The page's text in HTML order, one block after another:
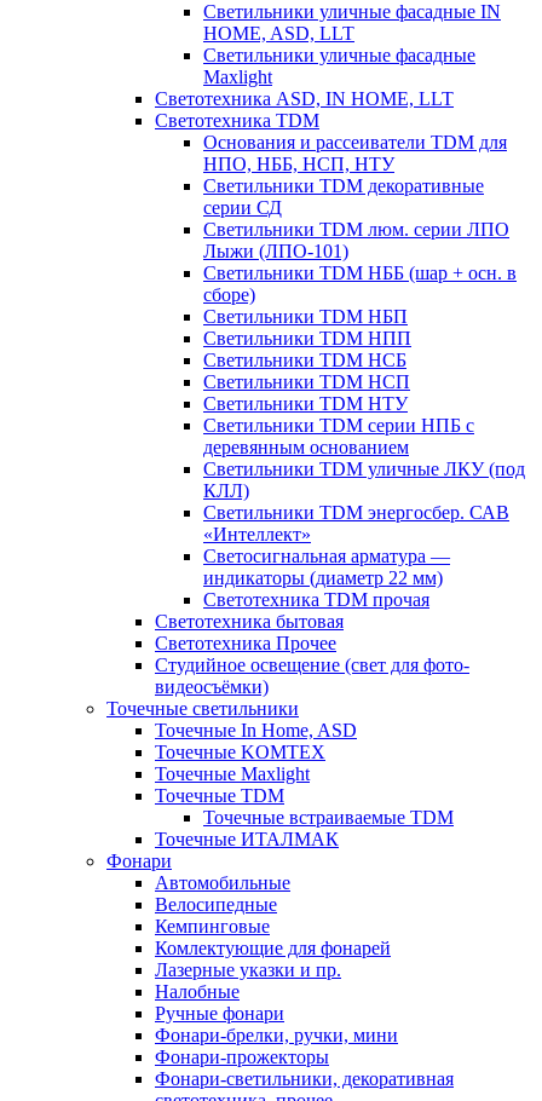
Светильники уличные фасадные IN
HOME, ASD, LLT
Светильники уличные фасадные
Maxlight
Светотехника ASD, IN HOME, LLT
Светотехника TDM
Основания и рассеиватели TDM для
НПО, НББ, НСП, НТУ
Светильники TDM декоративные
серии СД
Светильники TDM люм. серии ЛПО
Лыжи (ЛПО-101)
Светильники TDM НББ (шар + осн. в
сборе)
Светильники TDM НБП
Светильники TDM НПП
Светильники TDM НСБ
Светильники TDM НСП
Светильники TDM НТУ
Светильники TDM серии НПБ с
деревянным основанием
Светильники TDM уличные ЛКУ (под
КЛЛ)
Светильники TDM энергосбер. САВ
«Интеллект»
Светосигнальная арматура —
индикаторы (диаметр 22 мм)
Светотехника TDM прочая
Светотехника бытовая
Светотехника Прочее
Студийное освещение (свет для фото-
видеосъёмки)
Точечные светильники
Точечные In Home, ASD
Точечные KOMTEX
Точечные Maxlight
Точечные TDM
Точечные встраиваемые TDM
Точечные ИТАЛМАК
Фонари
Автомобильные
Велосипедные
Кемпинговые
Комлектующие для фонарей
Лазерные указки и пр.
Налобные
Ручные фонари
Фонари-брелки, ручки, мини
Фонари-прожекторы
Фонари-светильники, декоративная